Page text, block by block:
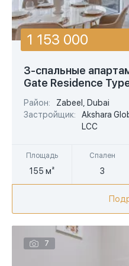
3-спальные
Gate Residence
Район:
Zabeel, Dubai
Застройщик:
Akshara
LCC
Площадь
155 м²
Спален
3
1 153 000
7